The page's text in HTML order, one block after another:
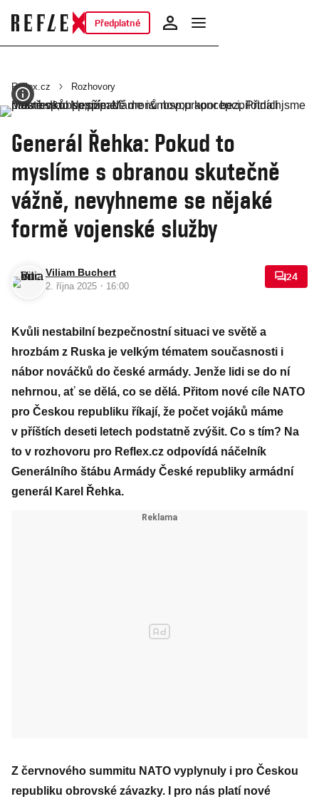
Předplatné
Reflex.cz Rozhovory
Generál Řehka: Pokud to
myslíme s obranou skutečně
vážně, nevyhneme se nějaké
formě vojenské služby
Viliam Buchert
2. října 2025 · 16:00
24
Kvůli nestabilní bezpečnostní situaci ve světě a
hrozbám z Ruska je velkým tématem současnosti i
nábor nováčků do české armády. Jenže lidi se do ní
nehrnou, ať se dělá, co se dělá. Přitom nové cíle NATO
pro Českou republiku říkají, že počet vojáků máme
v příštích deseti letech podstatně zvýšit. Co s tím? Na
to v rozhovoru pro Reflex.cz odpovídá náčelník
Generálního štábu Armády České republiky armádní
generál Karel Řehka.
Z červnového summitu NATO vyplynuly i pro Českou
republiku obrovské závazky. I pro nás platí nové